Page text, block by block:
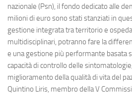
nazionale (Psn), il fondo dedicato alle
milioni di euro sono stati stanziati in
gestione integrata tra territorio e
multidisciplinari, potranno fare la
e una gestione più performante basata
capacità di controllo delle
miglioramento della qualità di vita del
Quintino Liris, membro della V